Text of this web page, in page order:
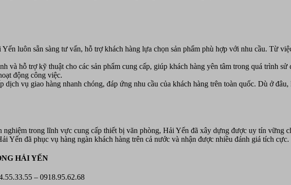
luôn sẵn sàng tư vấn, hỗ trợ khách hàng lựa chọn sản phẩm phù hợp với nhu cầu. Từ
và hỗ trợ kỹ thuật cho các sản phẩm cung cấp, giúp khách hàng yên tâm trong quá trình
động công việc.
dịch vụ giao hàng nhanh chóng, đáp ứng nhu cầu của khách hàng trên toàn quốc. Dù ở
nghiệm trong lĩnh vực cung cấp thiết bị văn phòng, Hải Yến đã xây dựng được uy tín vững
Yến đã phục vụ hàng ngàn khách hàng trên cả nước và nhận được nhiều đánh giá tích cực.
HẢI YẾN
– 0918.95.62.68